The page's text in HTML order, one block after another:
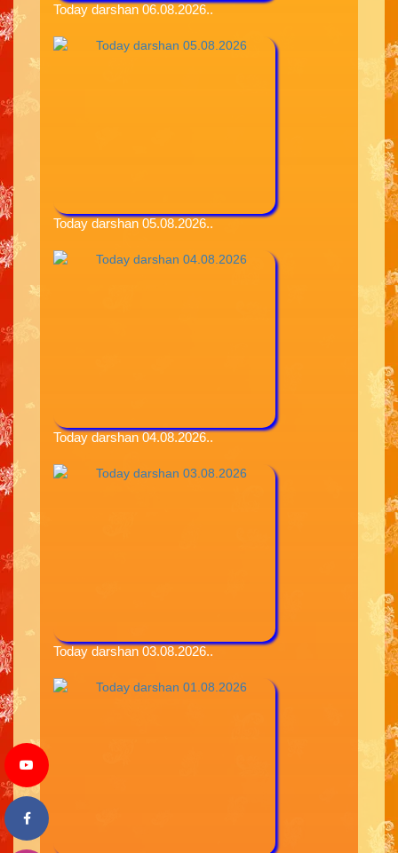
Today darshan 06.08.2026..
Today darshan 05.08.2026..
Today darshan 04.08.2026..
Today darshan 03.08.2026..